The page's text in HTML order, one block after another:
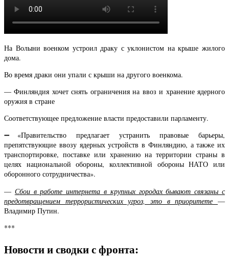
На Волыни военком устроил драку с уклонистом на крыше жилого
дома.
Во время драки они упали с крыши на другого военкома.
— Финляндия хочет снять ограничения на ввоз и хранение ядерного
оружия в стране
Соответствующее предложение власти предоставили парламенту.
➖«Правительство предлагает устранить правовые барьеры,
препятствующие ввозу ядерных устройств в Финляндию, а также их
транспортировке, поставке или хранению на территории страны в
целях национальной обороны, коллективной обороны НАТО или
оборонного сотрудничества».
— Сбои в работе интернета в крупных городах бывают связаны с
предотвращением террористических угроз, это в приоритете —
Владимир Путин.
***
Новости и сводки с фронта: